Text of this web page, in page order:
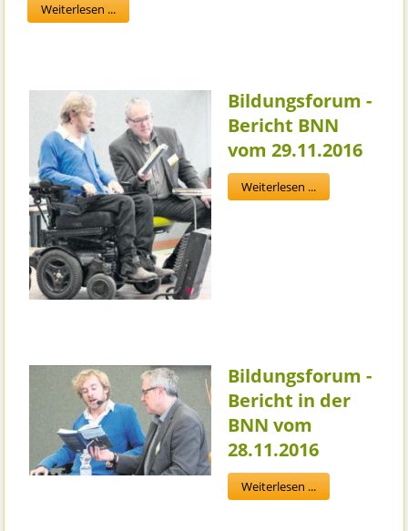
Weiterlesen ...
Bildungsforum -
Bericht BNN
vom 29.11.2016
Weiterlesen ...
Bildungsforum -
Bericht in der
BNN vom
28.11.2016
Weiterlesen ...